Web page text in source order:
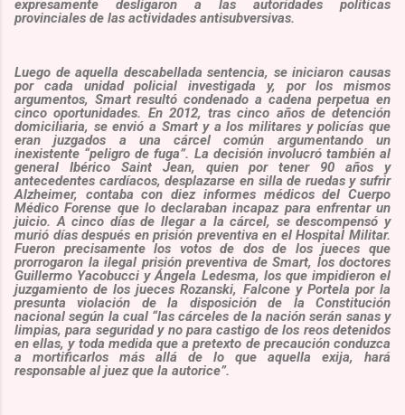
expresamente desligaron a las autoridades políticas
provinciales de las actividades antisubversivas.
Luego de aquella descabellada sentencia, se iniciaron causas
por cada unidad policial investigada y, por los mismos
argumentos, Smart resultó condenado a cadena perpetua en
cinco oportunidades. En 2012, tras cinco años de detención
domiciliaria, se envió a Smart y a los militares y policías que
eran juzgados a una cárcel común argumentando un
inexistente “peligro de fuga”. La decisión involucró también al
general Ibérico Saint Jean, quien por tener 90 años y
antecedentes cardíacos, desplazarse en silla de ruedas y sufrir
Alzheimer, contaba con diez informes médicos del Cuerpo
Médico Forense que lo declaraban incapaz para enfrentar un
juicio. A cinco días de llegar a la cárcel, se descompensó y
murió días después en prisión preventiva en el Hospital Militar.
Fueron precisamente los votos de dos de los jueces que
prorrogaron la ilegal prisión preventiva de Smart, los doctores
Guillermo Yacobucci y Ángela Ledesma, los que impidieron el
juzgamiento de los jueces Rozanski, Falcone y Portela por la
presunta violación de la disposición de la Constitución
nacional según la cual “las cárceles de la nación serán sanas y
limpias, para seguridad y no para castigo de los reos detenidos
en ellas, y toda medida que a pretexto de precaución conduzca
a mortificarlos más allá de lo que aquella exija, hará
responsable al juez que la autorice”.